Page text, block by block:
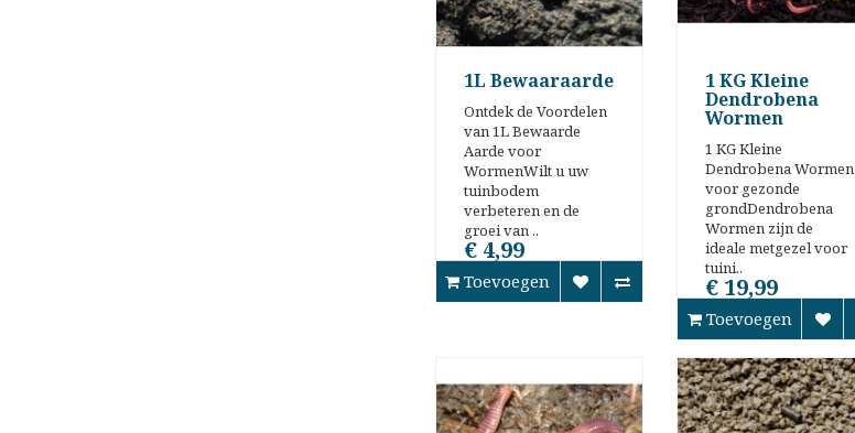
1L Bewaaraarde
Ontdek de Voordelen
van 1L Bewaarde
Aarde voor
WormenWilt u uw
tuinbodem
verbeteren en de
groei van ..
€ 4,99
Toevoegen
1 KG Kleine
Dendrobena
Wormen
1 KG Kleine
Dendrobena Wormen
voor gezonde
grondDendrobena
Wormen zijn de
ideale metgezel voor
tuini..
€ 19,99
Toevoegen